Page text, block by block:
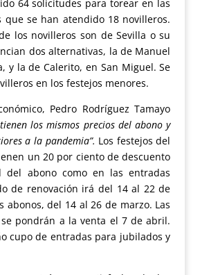
64 solicitudes para torear en las
que se han atendido 18 novilleros.
los novilleros son de Sevilla o su
dos alternativas, la de Manuel
y la de Calerito, en San Miguel. Se
en los festejos menores.
Pedro Rodríguez Tamayo
los mismos precios del abono y
a la pandemia”. Los festejos del
un 20 por ciento de descuento
abono como en las entradas
de renovación irá del 14 al 22 de
abonos, del 14 al 26 de marzo. Las
pondrán a la venta el 7 de abril.
cupo de entradas para jubilados y